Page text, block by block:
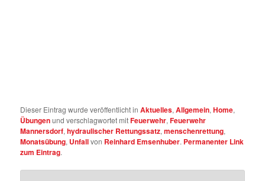
Dieser Eintrag wurde veröffentlicht inAktuelles,Allgemein,Home,
Übungenund verschlagwortet mitFeuerwehr,Feuerwehr
Mannersdorf,hydraulischer Rettungssatz,menschenrettung,
Monatsübung, Unfallvon Reinhard Emsenhuber. Permanenter Link
zum Eintrag.